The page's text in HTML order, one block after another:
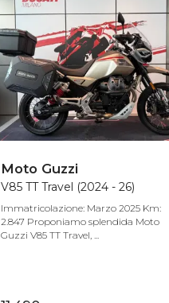
Moto Guzzi
V85 TT Travel (2024 - 26)
Immatricolazione: Marzo 2025 Km:
2.847 Proponiamo splendida Moto
Guzzi V85 TT Travel, ...